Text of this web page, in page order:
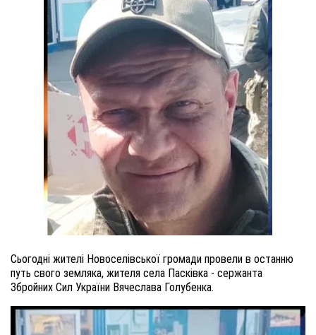
Сьогодні жителі Новоселівської громади провели в останню
путь свого земляка, жителя села Пасківка - сержанта
Збройних Сил України Вячеслава Голубенка.